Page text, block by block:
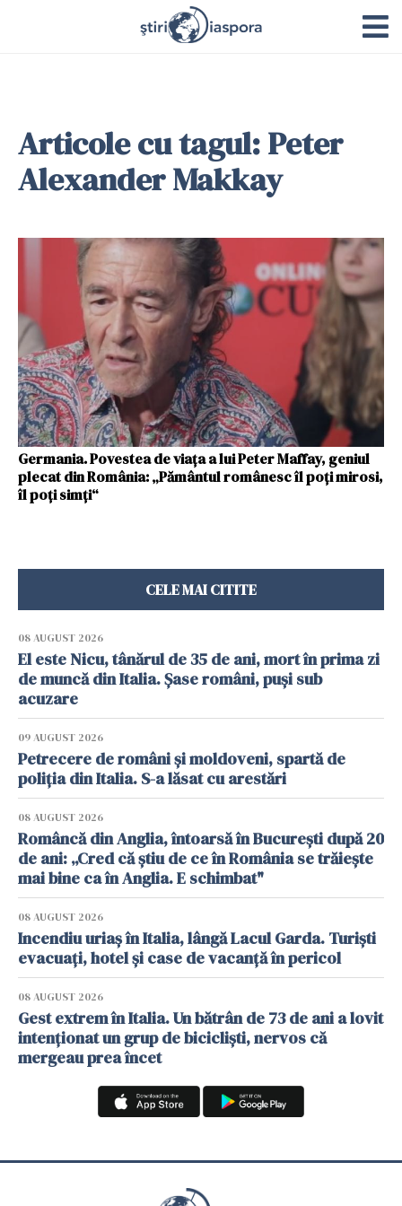
Articole cu tagul: Peter
Alexander Makkay
Germania. Povestea de viața a lui Peter Maffay, geniul
plecat din România: „Pământul românesc îl poți mirosi,
îl poți simți“
CELE MAI CITITE
08 AUGUST 2026
El este Nicu, tânărul de 35 de ani, mort în prima zi
de muncă din Italia. Șase români, puși sub
acuzare
09 AUGUST 2026
Petrecere de români și moldoveni, spartă de
poliția din Italia. S-a lăsat cu arestări
08 AUGUST 2026
Româncă din Anglia, întoarsă în București după 20
de ani: „Cred că știu de ce în România se trăiește
mai bine ca în Anglia. E schimbat"
08 AUGUST 2026
Incendiu uriaș în Italia, lângă Lacul Garda. Turiști
evacuați, hotel și case de vacanță în pericol
08 AUGUST 2026
Gest extrem în Italia. Un bătrân de 73 de ani a lovit
intenționat un grup de bicicliști, nervos că
mergeau prea încet